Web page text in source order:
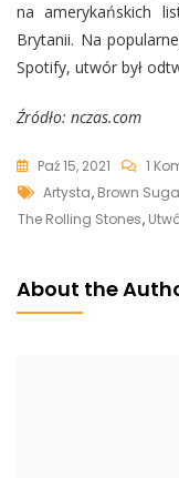
na amerykańskich
Brytanii. Na
Spotify, utwór był
Źródło: nczas.com
Paź 15, 2021 1
Tags
Artysta, Brown
The Rolling Stones,
About the